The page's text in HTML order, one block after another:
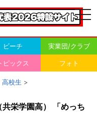
ビーチ 実業団/クラブ
ピックス フォト
高校生 >
栄学園高） 「めっち